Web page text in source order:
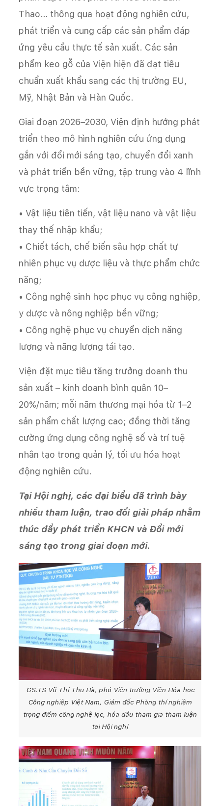
Thao… thông qua hoạt động nghiên cứu,
phát triển và cung cấp các sản phẩm đáp
ứng yêu cầu thực tế sản xuất. Các sản
phẩm keo gỗ của Viện hiện đã đạt tiêu
chuẩn xuất khẩu sang các thị trường EU,
Mỹ, Nhật Bản và Hàn Quốc.
Giai đoạn 2026–2030, Viện định hướng phát
triển theo mô hình nghiên cứu ứng dụng
gắn với đổi mới sáng tạo, chuyển đổi xanh
và phát triển bền vững, tập trung vào 4 lĩnh
vực trọng tâm:
• Vật liệu tiên tiến, vật liệu nano và vật liệu
thay thế nhập khẩu;
• Chiết tách, chế biến sâu hợp chất tự
nhiên phục vụ dược liệu và thực phẩm chức
năng;
• Công nghệ sinh học phục vụ công nghiệp,
y dược và nông nghiệp bền vững;
• Công nghệ phục vụ chuyển dịch năng
lượng và năng lượng tái tạo.
Viện đặt mục tiêu tăng trưởng doanh thu
sản xuất – kinh doanh bình quân 10–
20%/năm; mỗi năm thương mại hóa từ 1–2
sản phẩm chất lượng cao; đồng thời tăng
cường ứng dụng công nghệ số và trí tuệ
nhân tạo trong quản lý, tối ưu hóa hoạt
động nghiên cứu.
Tại Hội nghị, các đại biểu đã trình bày
nhiều tham luận, trao đổi giải pháp nhằm
thúc đẩy phát triển KHCN và Đổi mới
sáng tạo trong giai đoạn mới.
GS.TS Vũ Thị Thu Hà, phó Viện trưởng Viện Hóa học
Công nghiệp Việt Nam, Giám đốc Phòng thí nghiệm
trọng điểm công nghệ lọc, hóa dầu tham gia tham luận
tại Hội nghị